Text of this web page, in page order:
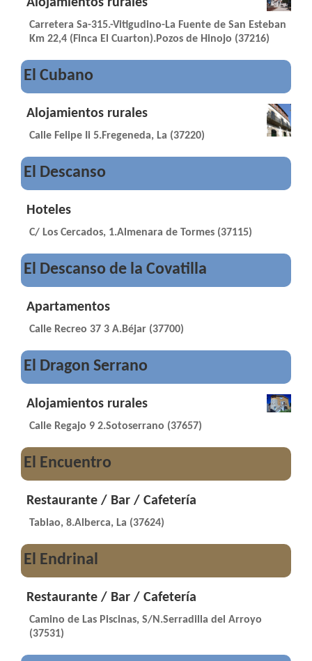
Alojamientos rurales
Carretera Sa-315.-Vitigudino-La Fuente de San Esteban
Km 22,4 (Finca El Cuarton).Pozos de Hinojo (37216)
El Cubano
Alojamientos rurales
Calle Felipe Ii 5.Fregeneda, La (37220)
El Descanso
Hoteles
C/ Los Cercados, 1.Almenara de Tormes (37115)
El Descanso de la Covatilla
Apartamentos
Calle Recreo 37 3 A.Béjar (37700)
El Dragon Serrano
Alojamientos rurales
Calle Regajo 9 2.Sotoserrano (37657)
El Encuentro
Restaurante / Bar / Cafetería
Tablao, 8.Alberca, La (37624)
El Endrinal
Restaurante / Bar / Cafetería
Camino de Las Piscinas, S/N.Serradilla del Arroyo
(37531)